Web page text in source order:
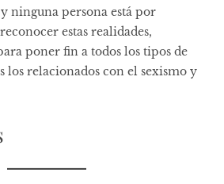
ninguna persona está por
estas realidades,
poner fin a todos los tipos de
relacionados con el sexismo y